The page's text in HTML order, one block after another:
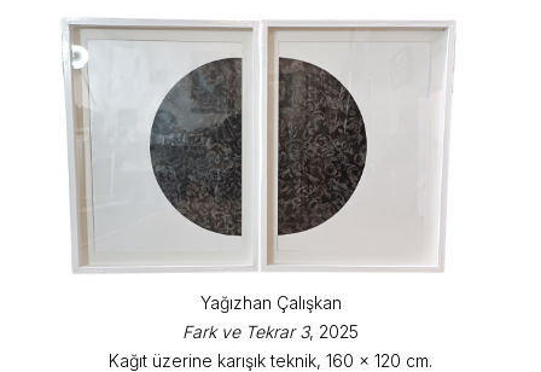
Yağızhan Çalışkan
Fark ve Tekrar 3, 2025
Kağıt üzerine karışık teknik, 160 x 120 cm.